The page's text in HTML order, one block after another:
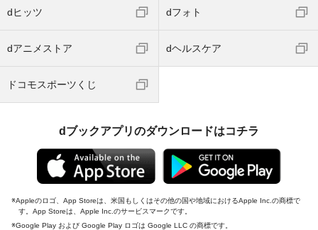
dヒッツ dフォト
dアニメストア dヘルスケア
ドコモスポーツくじ
dブックアプリのダウンロードはコチラ
Appleのロゴ、App Storeは、米国もしくはその他の国や地域におけるApple Inc.の商標で
す。App Storeは、Apple Inc.のサービスマークです。
Google Play および Google Play ロゴは Google LLC の商標です。